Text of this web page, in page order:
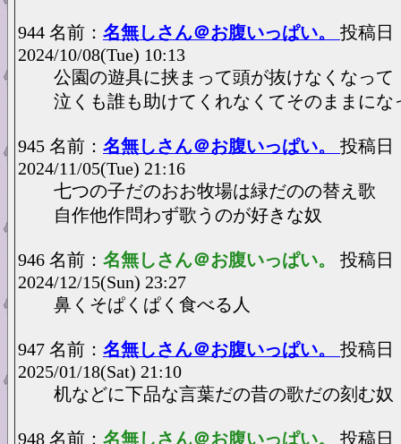
944 名前： 名無しさん＠お腹いっぱい。 投稿日
2024/10/08(Tue) 10:13
公園の遊具に挟まって頭が抜けなくなって
泣くも誰も助けてくれなくてそのままにな
945 名前： 名無しさん＠お腹いっぱい。 投稿日
2024/11/05(Tue) 21:16
七つの子だのおお牧場は緑だのの替え歌
自作他作問わず歌うのが好きな奴
946 名前： 名無しさん＠お腹いっぱい。 投稿日
2024/12/15(Sun) 23:27
鼻くそぱくぱく食べる人
947 名前： 名無しさん＠お腹いっぱい。 投稿日
2025/01/18(Sat) 21:10
机などに下品な言葉だの昔の歌だの刻む奴
948 名前： 名無しさん＠お腹いっぱい。 投稿日